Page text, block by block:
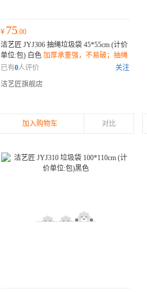
¥ 75.00
洁艺匠 JYJ306 抽绳垃圾袋 45*55cm (计价
单位:包) 白色 加厚承重强，不易破；抽绳
封口设计，密封防漏；环保材质，降解无
已有0人评价
关注
洁艺匠旗舰店
加入购物车 对比